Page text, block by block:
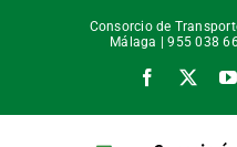
Consorcio de
Málaga | 955 038
Facebook
X